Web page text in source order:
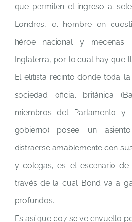
que permiten el ingreso al
Londres, el hombre en
héroe nacional y mecenas
Inglaterra, por lo cual hay que
El elitista recinto donde toda
sociedad oficial británica
miembros del Parlamento y
gobierno) posee un
distraerse amablemente con
y colegas, es el escenario
través de la cual Bond va a
profundos.
Es así que 007 se ve envuelto